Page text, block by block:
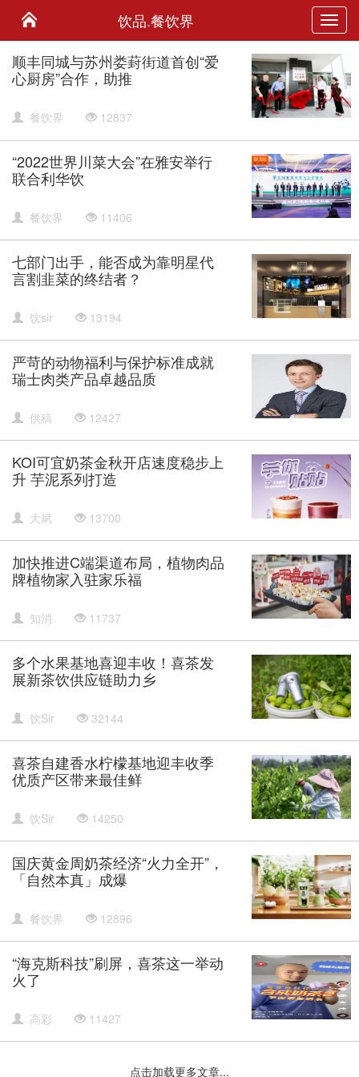
饮品.餐饮界
顺丰同城与苏州娄葑街道首创“爱
心厨房”合作，助推
餐饮界 12837
“2022世界川菜大会”在雅安举行
联合利华饮
餐饮界 11406
七部门出手，能否成为靠明星代
言割韭菜的终结者？
饮sir 13194
严苛的动物福利与保护标准成就
瑞士肉类产品卓越品质
供稿 12427
KOI可宜奶茶金秋开店速度稳步上
升 芋泥系列打造
大斌 13700
加快推进C端渠道布局，植物肉品
牌植物家入驻家乐福
知消 11737
多个水果基地喜迎丰收！喜茶发
展新茶饮供应链助力乡
饮Sir 32144
喜茶自建香水柠檬基地迎丰收季
优质产区带来最佳鲜
饮Sir 14250
国庆黄金周奶茶经济“火力全开”，
「自然本真」成爆
餐饮界 12896
“海克斯科技”刷屏，喜茶这一举动
火了
高彩 11427
点击加载更多文章...